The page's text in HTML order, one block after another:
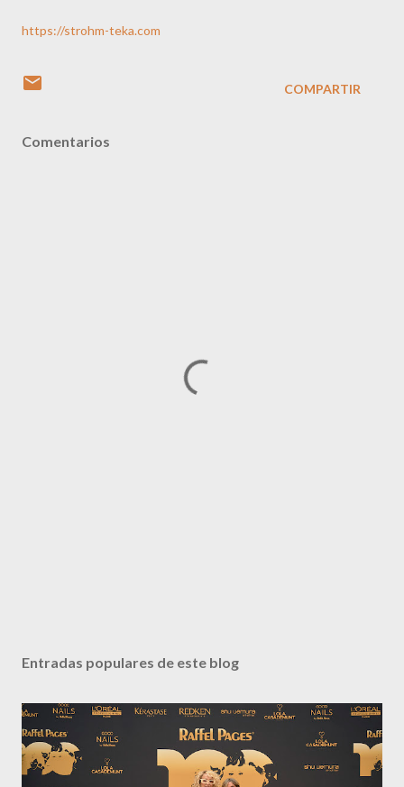
https://strohm-teka.com
COMPARTIR
Comentarios
Entradas populares de este blog